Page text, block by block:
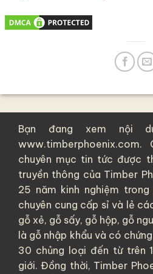
Bạn đang xem nội
chuyên mục tin tức được
truyền thông của Timber
25 năm kinh nghiệm
chuyên cung cấp sỉ và lẻ
gỗ xẻ, gỗ sấy, gỗ hộp, gỗ
là gỗ nhập khẩu và có
30 chủng loại đến từ trên
giới. Đồng thời, Timber